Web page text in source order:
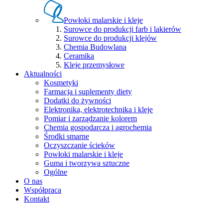
Powłoki malarskie i kleje
Surowce do produkcji farb i lakierów
Surowce do produkcji klejów
Chemia Budowlana
Ceramika
Kleje przemysłowe
Aktualności
Kosmetyki
Farmacja i suplementy diety
Dodatki do żywności
Elektronika, elektrotechnika i kleje
Pomiar i zarządzanie kolorem
Chemia gospodarcza i agrochemia
Środki smarne
Oczyszczanie ścieków
Powłoki malarskie i kleje
Guma i tworzywa sztuczne
Ogólne
O nas
Współpraca
Kontakt